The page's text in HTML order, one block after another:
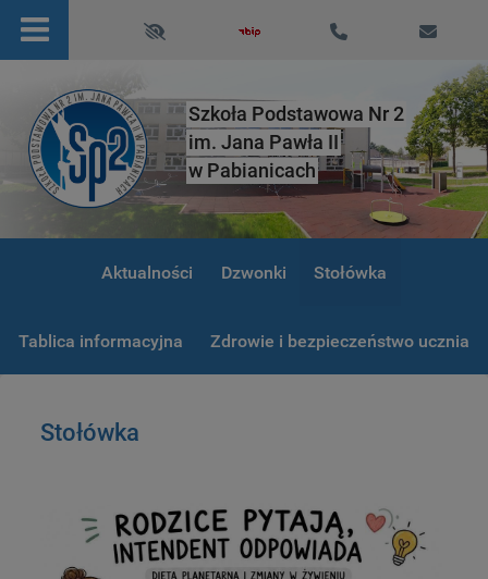
Szkoła Podstawowa Nr 2
im. Jana Pawła II
w Pabianicach
Aktualności Dzwonki Stołówka
Tablica informacyjna Zdrowie i bezpieczeństwo ucznia
Stołówka